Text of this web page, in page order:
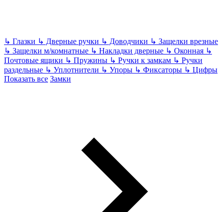
↳ Глазки ↳ Дверные ручки ↳ Доводчики ↳ Защелки врезные
↳ Защелки м/комнатные ↳ Накладки дверные ↳ Оконная ↳
Почтовые ящики ↳ Пружины ↳ Ручки к замкам ↳ Ручки
раздельные ↳ Уплотнители ↳ Упоры ↳ Фиксаторы ↳ Цифры
Показать все Замки